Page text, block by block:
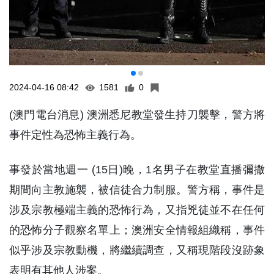
2024-04-16 08:42 1581 0
(澳門電台消息) 澳洲悉尼教堂發生持刀襲擊，警方將
事件定性為恐怖主義行為。
事發於當地週一 (15日)晚，1名男子在教堂直播彌撒
期間向主教施襲，被信徒合力制服。警方稱，事件是
涉及宗教極端主義的恐怖行為，又指兇徒並不在任何
的恐怖分子觀察名單上；澳洲安全情報組織稱，事件
似乎涉及宗教動機，將繼續調查，又稱現階段沒跡象
表明有其他人涉案。